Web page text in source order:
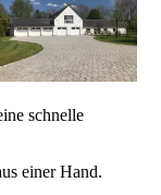
schnelle
einer Hand.